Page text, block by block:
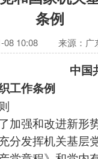
条例
08 10:08 来源：广
中国
工作条例
强和改进新形
分发挥机关基层